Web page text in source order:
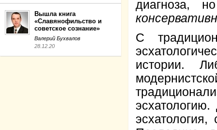
Вышла книга
«Славянофильство и
советское сознание»
Валерий Бухвалов
28.12.20
диагноза,
С
истории.